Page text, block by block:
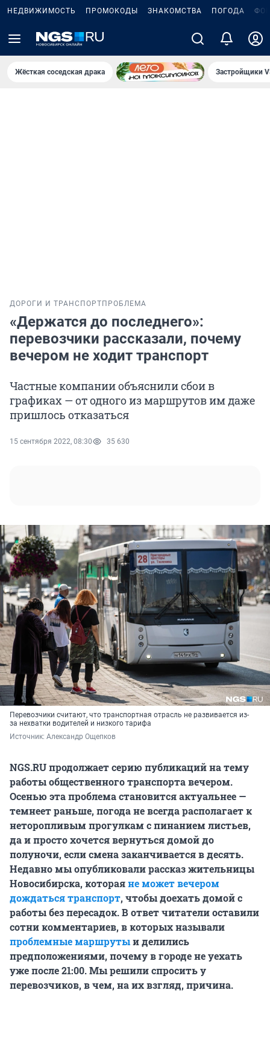
НЕДВИЖИМОСТЬ ПРОМОКОДЫ ЗНАКОМСТВА ПОГОДА
Жёсткая соседская драка Застройщики
ДОРОГИ И ТРАНСПОРТ ПРОБЛЕМА
«Держатся до последнего»:
перевозчики рассказали, почему
вечером не ходит транспорт
Частные компании объяснили сбои в
графиках — от одного из маршрутов им даже
пришлось отказаться
15 сентября 2022, 08:30 35 630
Перевозчики считают, что транспортная отрасль не развивается из-
за нехватки водителей и низкого тарифа
Источник: Александр Ощепков
NGS.RU продолжает серию публикаций на тему
работы общественного транспорта вечером.
Осенью эта проблема становится актуальнее —
темнеет раньше, погода не всегда располагает к
неторопливым прогулкам с пинанием листьев,
да и просто хочется вернуться домой до
полуночи, если смена заканчивается в десять.
Недавно мы опубликовали рассказ жительницы
Новосибирска, котораяне может вечером
дождаться транспорт, чтобы доехать домой с
работы без пересадок. В ответ читатели оставили
сотни комментариев, в которых называли
проблемные маршрутыи делились
предположениями, почему в городе не уехать
уже после 21:00. Мы решили спросить у
перевозчиков, в чем, на их взгляд, причина.